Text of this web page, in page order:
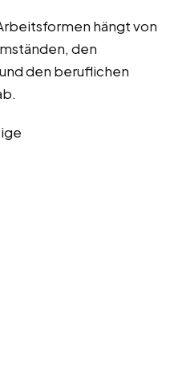
hängt von
den
den beruflichen